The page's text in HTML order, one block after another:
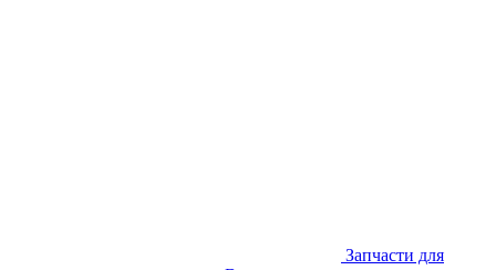
Запчасти для